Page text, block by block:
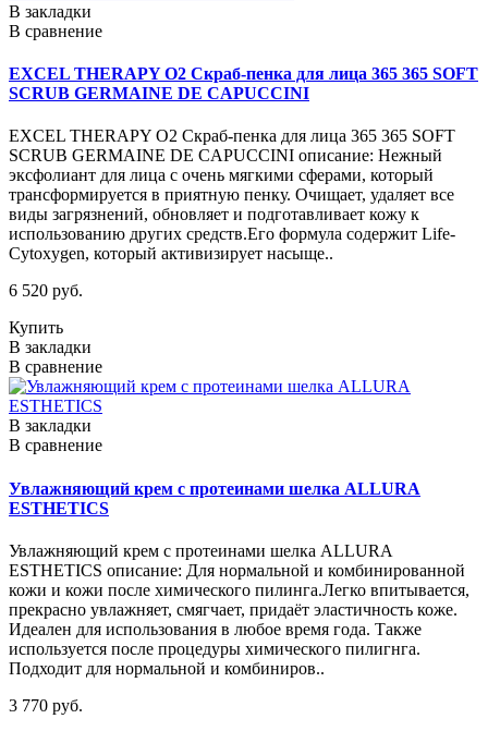
В закладки
В сравнение
EXCEL THERAPY O2 Скраб-пенка для лица 365 365 SOFT
SCRUB GERMAINE DE CAPUCCINI
EXCEL THERAPY O2 Скраб-пенка для лица 365 365 SOFT
SCRUB GERMAINE DE CAPUCCINI описание: Нежный
эксфолиант для лица с очень мягкими сферами, который
трансформируется в приятную пенку. Очищает, удаляет все
виды загрязнений, обновляет и подготавливает кожу к
использованию других средств.Его формула содержит Life-
Cytoxygen, который активизирует насыще..
6 520 руб.
Купить
В закладки
В сравнение
В закладки
В сравнение
Увлажняющий крем с протеинами шелка ALLURA
ESTHETICS
Увлажняющий крем с протеинами шелка ALLURA
ESTHETICS описание: Для нормальной и комбинированной
кожи и кожи после химического пилинга.Легко впитывается,
прекрасно увлажняет, смягчает, придаёт эластичность коже.
Идеален для использования в любое время года. Также
используется после процедуры химического пилигнга.
Подходит для нормальной и комбиниров..
3 770 руб.